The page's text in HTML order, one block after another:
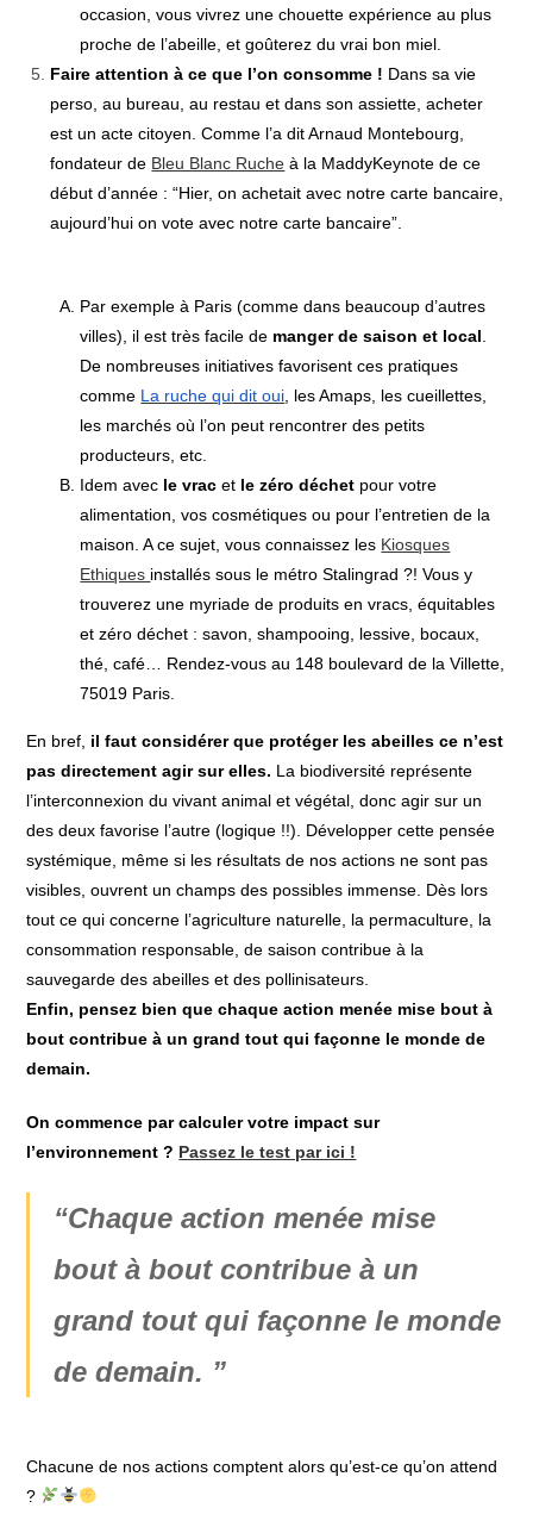
occasion, vous vivrez une chouette expérience au plus
proche de l’abeille, et goûterez du vrai bon miel.
Faire attention à ce que l’on consomme ! Dans sa vie
perso, au bureau, au restau et dans son assiette, acheter
est un acte citoyen. Comme l’a dit Arnaud Montebourg,
fondateur de Bleu Blanc Ruche à la MaddyKeynote de ce
début d’année : “Hier, on achetait avec notre carte bancaire,
aujourd’hui on vote avec notre carte bancaire”.
Par exemple à Paris (comme dans beaucoup d’autres
villes), il est très facile de manger de saison et local
De nombreuses initiatives favorisent ces pratiques
comme La ruche qui dit oui , les Amaps, les cueillettes,
les marchés où l’on peut rencontrer des petits
producteurs, etc.
Idem avec le vrac et le zéro déchet pour votre
alimentation, vos cosmétiques ou pour l’entretien de la
maison. A ce sujet, vous connaissez les Kiosques
Ethiques installés sous le métro Stalingrad ?! Vous y
trouverez une myriade de produits en vracs, équitables
et zéro déchet : savon, shampooing, lessive, bocaux,
thé, café… Rendez-vous au 148 boulevard de la Villette,
75019 Paris.
En bref, il faut considérer que protéger les abeilles ce n’est
pas directement agir sur elles. La biodiversité représente
l’interconnexion du vivant animal et végétal, donc agir sur un
des deux favorise l’autre (logique !!). Développer cette pensée
systémique, même si les résultats de nos actions ne sont pas
visibles, ouvrent un champs des possibles immense. Dès lors
tout ce qui concerne l’agriculture naturelle, la permaculture, la
consommation responsable, de saison contribue à la
sauvegarde des abeilles et des pollinisateurs.
Enfin, pensez bien que chaque action menée mise bout à
bout contribue à un grand tout qui façonne le monde de
demain.
On commence par calculer votre impact sur
l’environnement ? Passez le test par ici !
“Chaque action menée mise
bout à bout contribue à un
grand tout qui façonne le monde
de demain. ”
Chacune de nos actions comptent alors qu’est-ce qu’on attend
?